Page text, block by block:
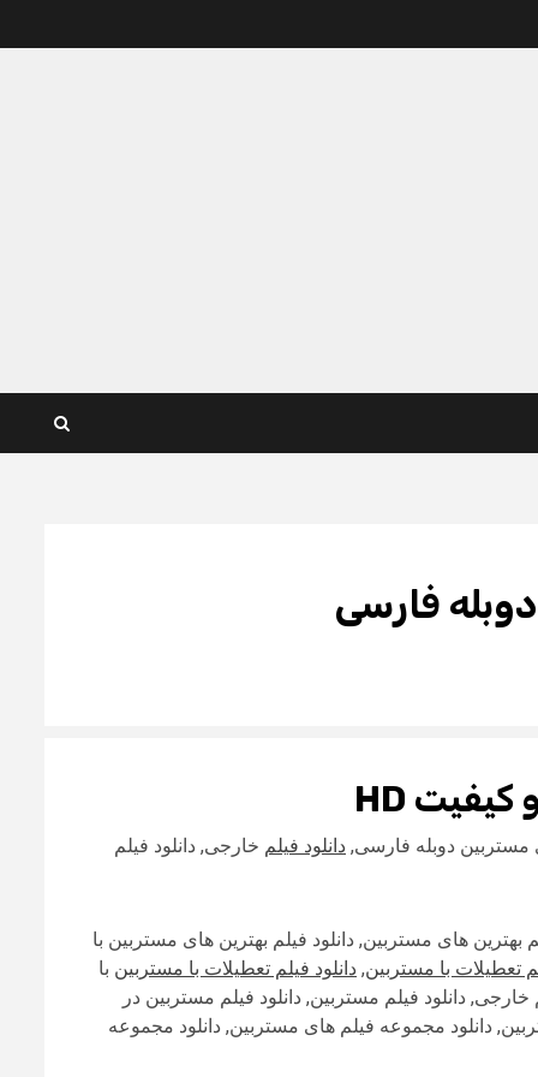
دوبله فارسی
کیفیت HD
مستربین دوبله فارسی, دانلود فیلم خارجی, دانلود فیلم
بهترین های مستربین, دانلود فیلم بهترین های مستربین با
تعطیلات با مستربین, دانلود فیلم تعطیلات با مستربین با
دانلود فیلم مستربین, دانلود فیلم مستربین در
دانلود مجموعه فیلم های مستربین, دانلود مجموعه